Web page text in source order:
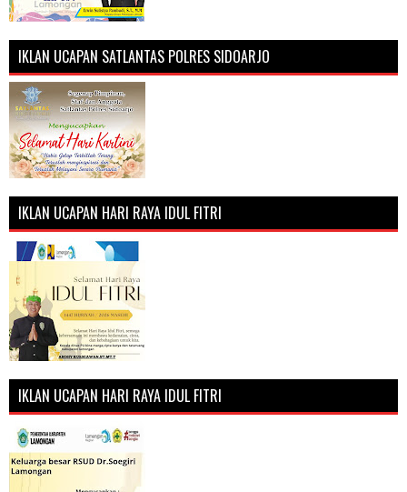
IKLAN UCAPAN SATLANTAS POLRES SIDOARJO
IKLAN UCAPAN HARI RAYA IDUL FITRI
IKLAN UCAPAN HARI RAYA IDUL FITRI